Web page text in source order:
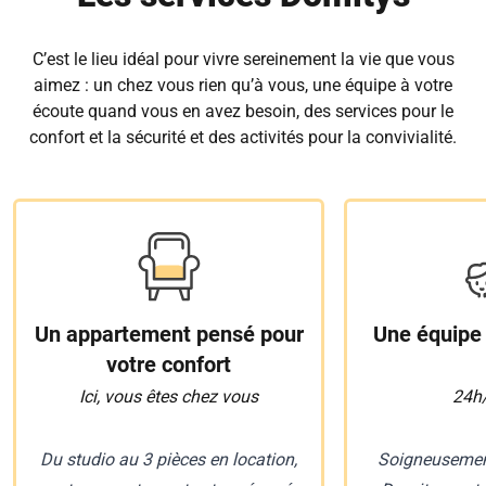
C’est le lieu idéal pour vivre sereinement la vie que vous
aimez : un chez vous rien qu’à vous, une équipe à votre
écoute quand vous en avez besoin, des services pour le
confort et la sécurité et des activités pour la convivialité.
Un appartement pensé pour
votre confort
Ici, vous êtes chez vous
Du studio au 3 pièces en location,
Une